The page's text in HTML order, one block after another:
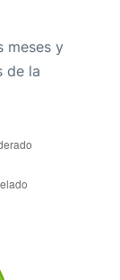
meses y
de la